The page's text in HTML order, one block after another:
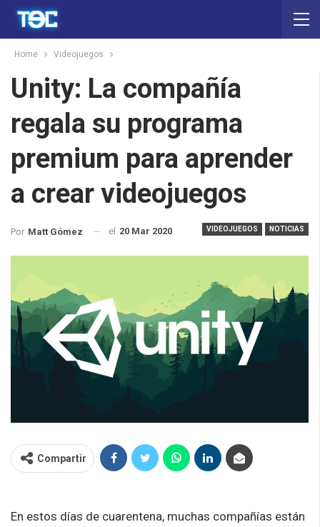
Home Videojuegos
Unity: La compañía
regala su programa
premium para aprender
a crear videojuegos
VIDEOJUEGOS NOTICIAS
Por Matt Gómez el 20 Mar 2020
Compartir
En estos días de cuarentena, muchas compañías están